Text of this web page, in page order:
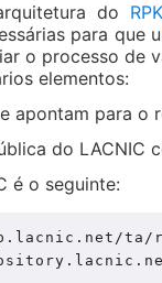
do
para que
o processo de
elementos:
apontam para o
do LACNIC
é o seguinte:
ta/